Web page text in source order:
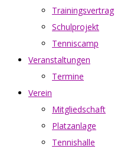
Trainingsvertrag
Schulprojekt
Tenniscamp
Veranstaltungen
Termine
Verein
Mitgliedschaft
Platzanlage
Tennishalle